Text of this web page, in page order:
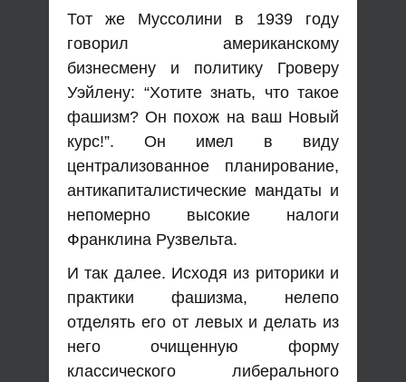
Тот же Муссолини в 1939 году
говорил американскому
бизнесмену и политику Гроверу
Уэйлену: “Хотите знать, что такое
фашизм? Он похож на ваш Новый
курс!”. Он имел в виду
централизованное планирование,
антикапиталистические мандаты и
непомерно высокие налоги
Франклина Рузвельта.
И так далее. Исходя из риторики и
практики фашизма, нелепо
отделять его от левых и делать из
него очищенную форму
классического либерального